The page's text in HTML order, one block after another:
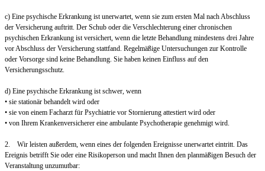
c) Eine psychische Erkrankung ist unerwartet, wenn sie zum ersten Mal nach Abschluss
der Versicherung auftritt. Der Schub oder die Verschlechterung einer chronischen
psychischen Erkrankung ist versichert, wenn die letzte Behandlung mindestens drei Jahre
vor Abschluss der Versicherung stattfand. Regelmäßige Untersuchungen zur Kontrolle
oder Vorsorge sind keine Behandlung. Sie haben keinen Einfluss auf den
Versicherungsschutz.
d) Eine psychische Erkrankung ist schwer, wenn
• sie stationär behandelt wird oder
• sie von einem Facharzt für Psychiatrie vor Stornierung attestiert wird oder
• von Ihrem Krankenversicherer eine ambulante Psychotherapie genehmigt wird.
2. Wir leisten außerdem, wenn eines der folgenden Ereignisse unerwartet eintritt. Das
Ereignis betrifft Sie oder eine Risikoperson und macht Ihnen den planmäßigen Besuch der
Veranstaltung unzumutbar: